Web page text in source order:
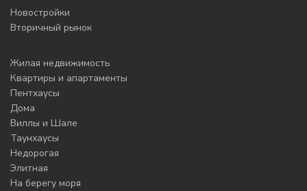
Новостройки
Вторичный рынок
Жилая недвижимость
Квартиры и апартаменты
Пентхаусы
Дома
Виллы и Шале
Таунхаусы
Недорогая
Элитная
На берегу моря